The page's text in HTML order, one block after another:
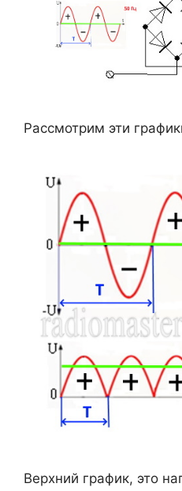
Рассмотрим эти
Верхний график, это